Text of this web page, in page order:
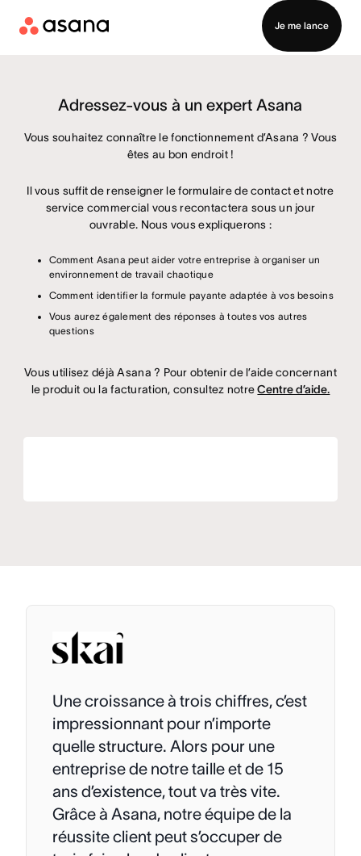
Je me lance
Adressez-vous à un expert Asana
Vous souhaitez connaître le fonctionnement d’Asana ? Vous
êtes au bon endroit !
Il vous suffit de renseigner le formulaire de contact et notre
service commercial vous recontactera sous un jour
ouvrable. Nous vous expliquerons :
Comment Asana peut aider votre entreprise à organiser un
environnement de travail chaotique
Comment identifier la formule payante adaptée à vos besoins
Vous aurez également des réponses à toutes vos autres
questions
Vous utilisez déjà Asana ? Pour obtenir de l’aide concernant
le produit ou la facturation, consultez notre Centre d’aide.
Une croissance à trois chiffres, c’est
impressionnant pour n’importe
quelle structure. Alors pour une
entreprise de notre taille et de 15
ans d’existence, tout va très vite.
Grâce à Asana, notre équipe de la
réussite client peut s’occuper de